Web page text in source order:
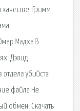
Гримм
Мадха В
Дэвид
убийств
файла Не
обмен. Скачать